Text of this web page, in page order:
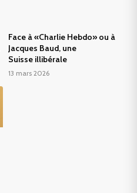
Face à «Charlie Hebdo» ou à
Jacques Baud, une
Suisse illibérale
13 mars 2026